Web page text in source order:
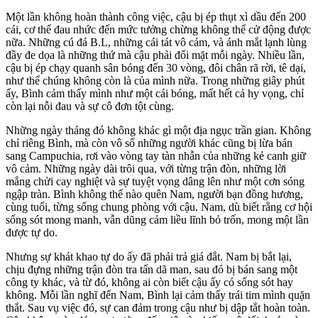
Một lần không hoàn thành công việc, cậu bị ép thụt xì dầu đến 200
cái, c‌ơ th‌ể đau nhức đến mức tưởng chừng không thể cử động được
nữa. Những cú đá B.L, những cái tát vô cảm, và ánh mắt lạnh lùng
đầy đe dọa là những thứ mà cậu phải đối mặt mỗi ngày. Nhiều lần,
cậu bị ép chạy quanh sân bóng đến 30 vòng, đôi chân rã rời, tê dại,
như thể chúng không còn là của mình nữa. Trong những giây phút
ấy, Bình cảm thấy mình như một cái bóng, mất hết cả hy vọng, chỉ
còn lại nỗi đau và sự cô đơn tột cùng.
Những ngày tháng đó không khác gì một địa ngục trần gian. Không
chỉ riêng Bình, mà còn vô số những người khác cũng bị lừa bán
sang Campuchia, rơi vào vòng tay tàn nhẫn của những kẻ canh giữ
vô cảm. Những ngày dài trôi qua, với từng trận đòn, những lời
mắng chửi cay nghiệt và sự tuyệt vọng dâng lên như một cơn sóng
ngập tràn. Bình không thể nào quên Nam, người bạn đồng hương,
cùng tuổi, từng sống chung phòng với cậu. Nam, dù biết rằng cơ hội
sống sót mong manh, vẫn dũng cảm liều lĩnh bỏ trốn, mong một lần
được tự do.
Nhưng sự khát khao tự do ấy đã phải trả giá đắt. Nam bị bắt lại,
chịu đựng những trận đòn tr‌a tấ‌n dã man, sau đó bị bán sang một
công ty khác, và từ đó, không ai còn biết cậu ấy có sống sót hay
không. Mỗi lần nghĩ đến Nam, Bình lại cảm thấy trái tim mình quặn
thắt. Sau vụ việc đó, sự can đảm trong cậu như bị dập tắt hoàn toàn.